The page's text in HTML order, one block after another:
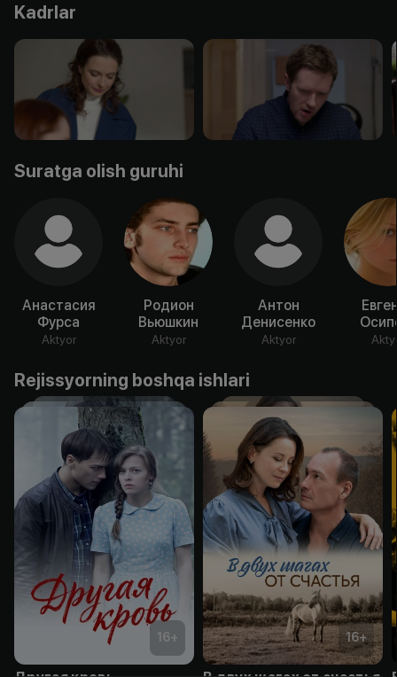
Kadrlar
Suratga olish guruhi
Анастасия
Фурса
Aktyor
Родион
Вьюшкин
Aktyor
Антон
Денисенко
Aktyor
Rejissyorning boshqa ishlari
16+ 16+